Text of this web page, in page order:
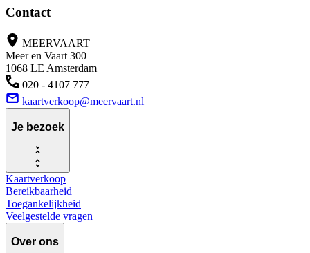
Contact
MEERVAART
Meer en Vaart 300
1068 LE Amsterdam
020 - 4107 777
kaartverkoop@meervaart.nl
Je bezoek
Kaartverkoop
Bereikbaarheid
Toegankelijkheid
Veelgestelde vragen
Over ons